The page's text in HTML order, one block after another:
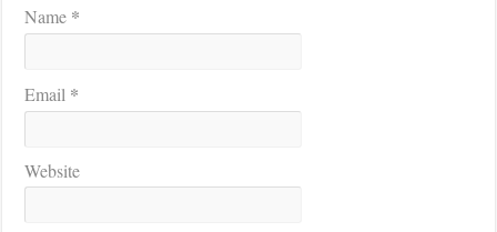
Name *
Email *
Website